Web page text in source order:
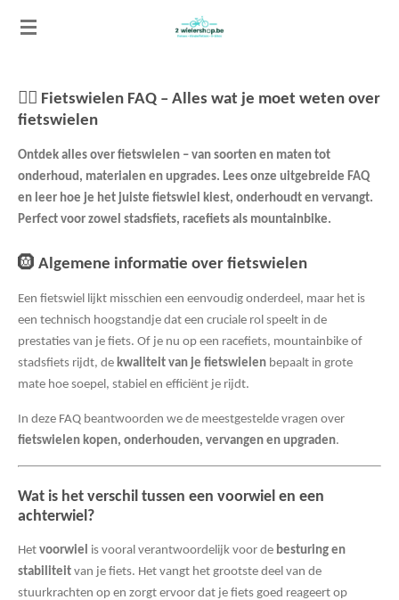
Ga
direct
hoofdinhoud
🚴‍♂️ Fietswielen FAQ – Alles wat je moet weten over
fietswielen
Ontdek alles over fietswielen – van soorten en maten tot
onderhoud, materialen en upgrades. Lees onze uitgebreide FAQ
en leer hoe je het juiste fietswiel kiest, onderhoudt en vervangt.
Perfect voor zowel stadsfiets, racefiets als mountainbike.
🛞 Algemene informatie over fietswielen
Een fietswiel lijkt misschien een eenvoudig onderdeel, maar het is
een technisch hoogstandje dat een cruciale rol speelt in de
prestaties van je fiets. Of je nu op een racefiets, mountainbike of
stadsfiets rijdt, de kwaliteit van je fietswielen bepaalt in grote
mate hoe soepel, stabiel en efficiënt je rijdt.
In deze FAQ beantwoorden we de meestgestelde vragen over
fietswielen kopen, onderhouden, vervangen en upgraden.
Wat is het verschil tussen een voorwiel en een
achterwiel?
Het voorwiel is vooral verantwoordelijk voor de besturing en
stabiliteit van je fiets. Het vangt het grootste deel van de
stuurkrachten op en zorgt ervoor dat je fiets goed reageert op